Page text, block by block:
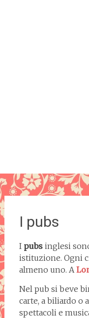
I pubs
I pubs inglesi
istituzione. Ogni
almeno uno. A
Nel pub si beve
carte, a biliardo o
spettacoli e